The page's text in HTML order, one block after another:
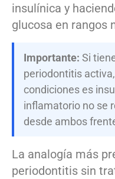
insulínica y
glucosa en rangos
Importante: Si
periodontitis
condiciones es
inflamatorio no se
desde ambos
La analogía más
periodontitis sin